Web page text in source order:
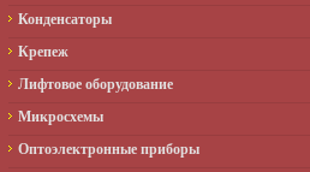
Конденсаторы
Крепеж
Лифтовое оборудование
Микросхемы
Оптоэлектронные приборы